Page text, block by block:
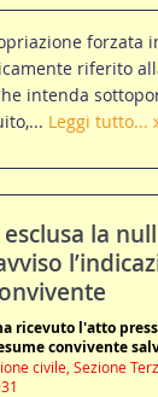
forzata
riferito
intenda
Leggi tutto...
esclusa la
ricevuto l'atto
convivente
civile, Sezione